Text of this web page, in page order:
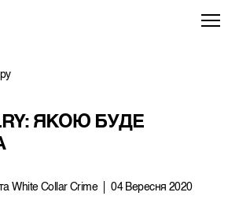
ЯКОЮ БУДЕ
White Collar Crime 04 Вересня 2020